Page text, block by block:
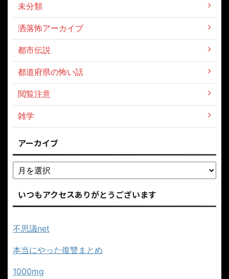
未分類
洒落怖アーカイブ
都市伝説
都道府県の怖い話
閲覧注意
雑学
アーカイブ
いつもアクセスありがとうございます
不思議net
本当にやった復讐まとめ
1000mg